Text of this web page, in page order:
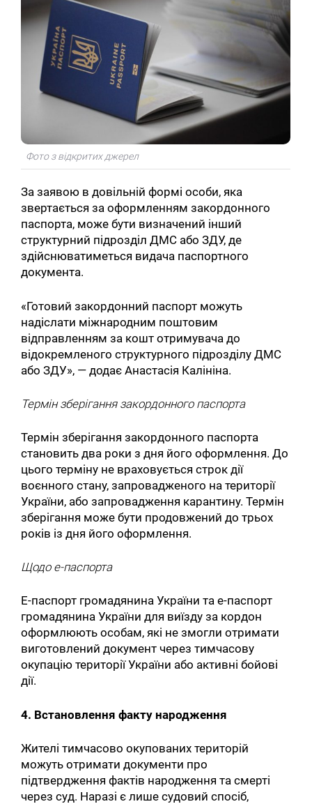
Пошук за запитом:
Фото з відкритих джерел
За заявою в довільній формі особи, яка
звертається за оформленням закордонного
паспорта, може бути визначений інший
структурний підрозділ ДМС або ЗДУ, де
здійснюватиметься видача паспортного
документа.
«Готовий закордонний паспорт можуть
надіслати міжнародним поштовим
відправленням за кошт отримувача до
відокремленого структурного підрозділу ДМС
або ЗДУ», — додає Анастасія Калініна.
Термін зберігання закордонного паспорта
Термін зберігання закордонного паспорта
становить два роки з дня його оформлення. До
цього терміну не враховується строк дії
воєнного стану, запровадженого на території
України, або запровадження карантину. Термін
зберігання може бути продовжений до трьох
років із дня його оформлення.
Щодо е-паспорта
Е-паспорт громадянина України та е-паспорт
громадянина України для виїзду за кордон
оформлюють особам, які не змогли отримати
виготовлений документ через тимчасову
окупацію території України або активні бойові
дії.
4. Встановлення факту народження
Жителі тимчасово окупованих територій
можуть отримати документи про
підтвердження фактів народження та смерті
через суд. Наразі є лише судовий спосіб,